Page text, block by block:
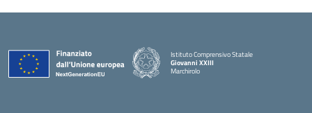
Istituto Comprensivo Statale
Giovanni XXIII
Marchirolo